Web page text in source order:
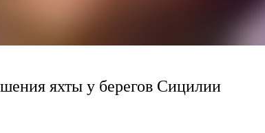
яхты у берегов Сицилии